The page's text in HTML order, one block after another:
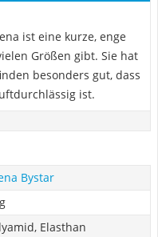
ist eine kurze, enge
Größen gibt. Sie hat
besonders gut, dass
ist.
Bystar
Elasthan